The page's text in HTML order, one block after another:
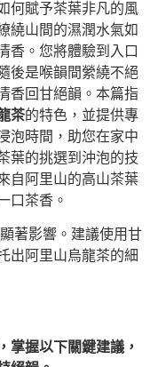
何賦予茶葉非凡的風
繞山間的濕潤水氣如
香。您將體驗到入口
後是喉韻間縈繞不絕
香回甘絕韻。本篇指
茶的特色，並提供專
泡時間，助您在家中
葉的挑選到沖泡的技
自阿里山的高山茶葉
口茶香。
著影響。建議使用甘
出阿里山烏龍茶的細
掌握以下關鍵建議，